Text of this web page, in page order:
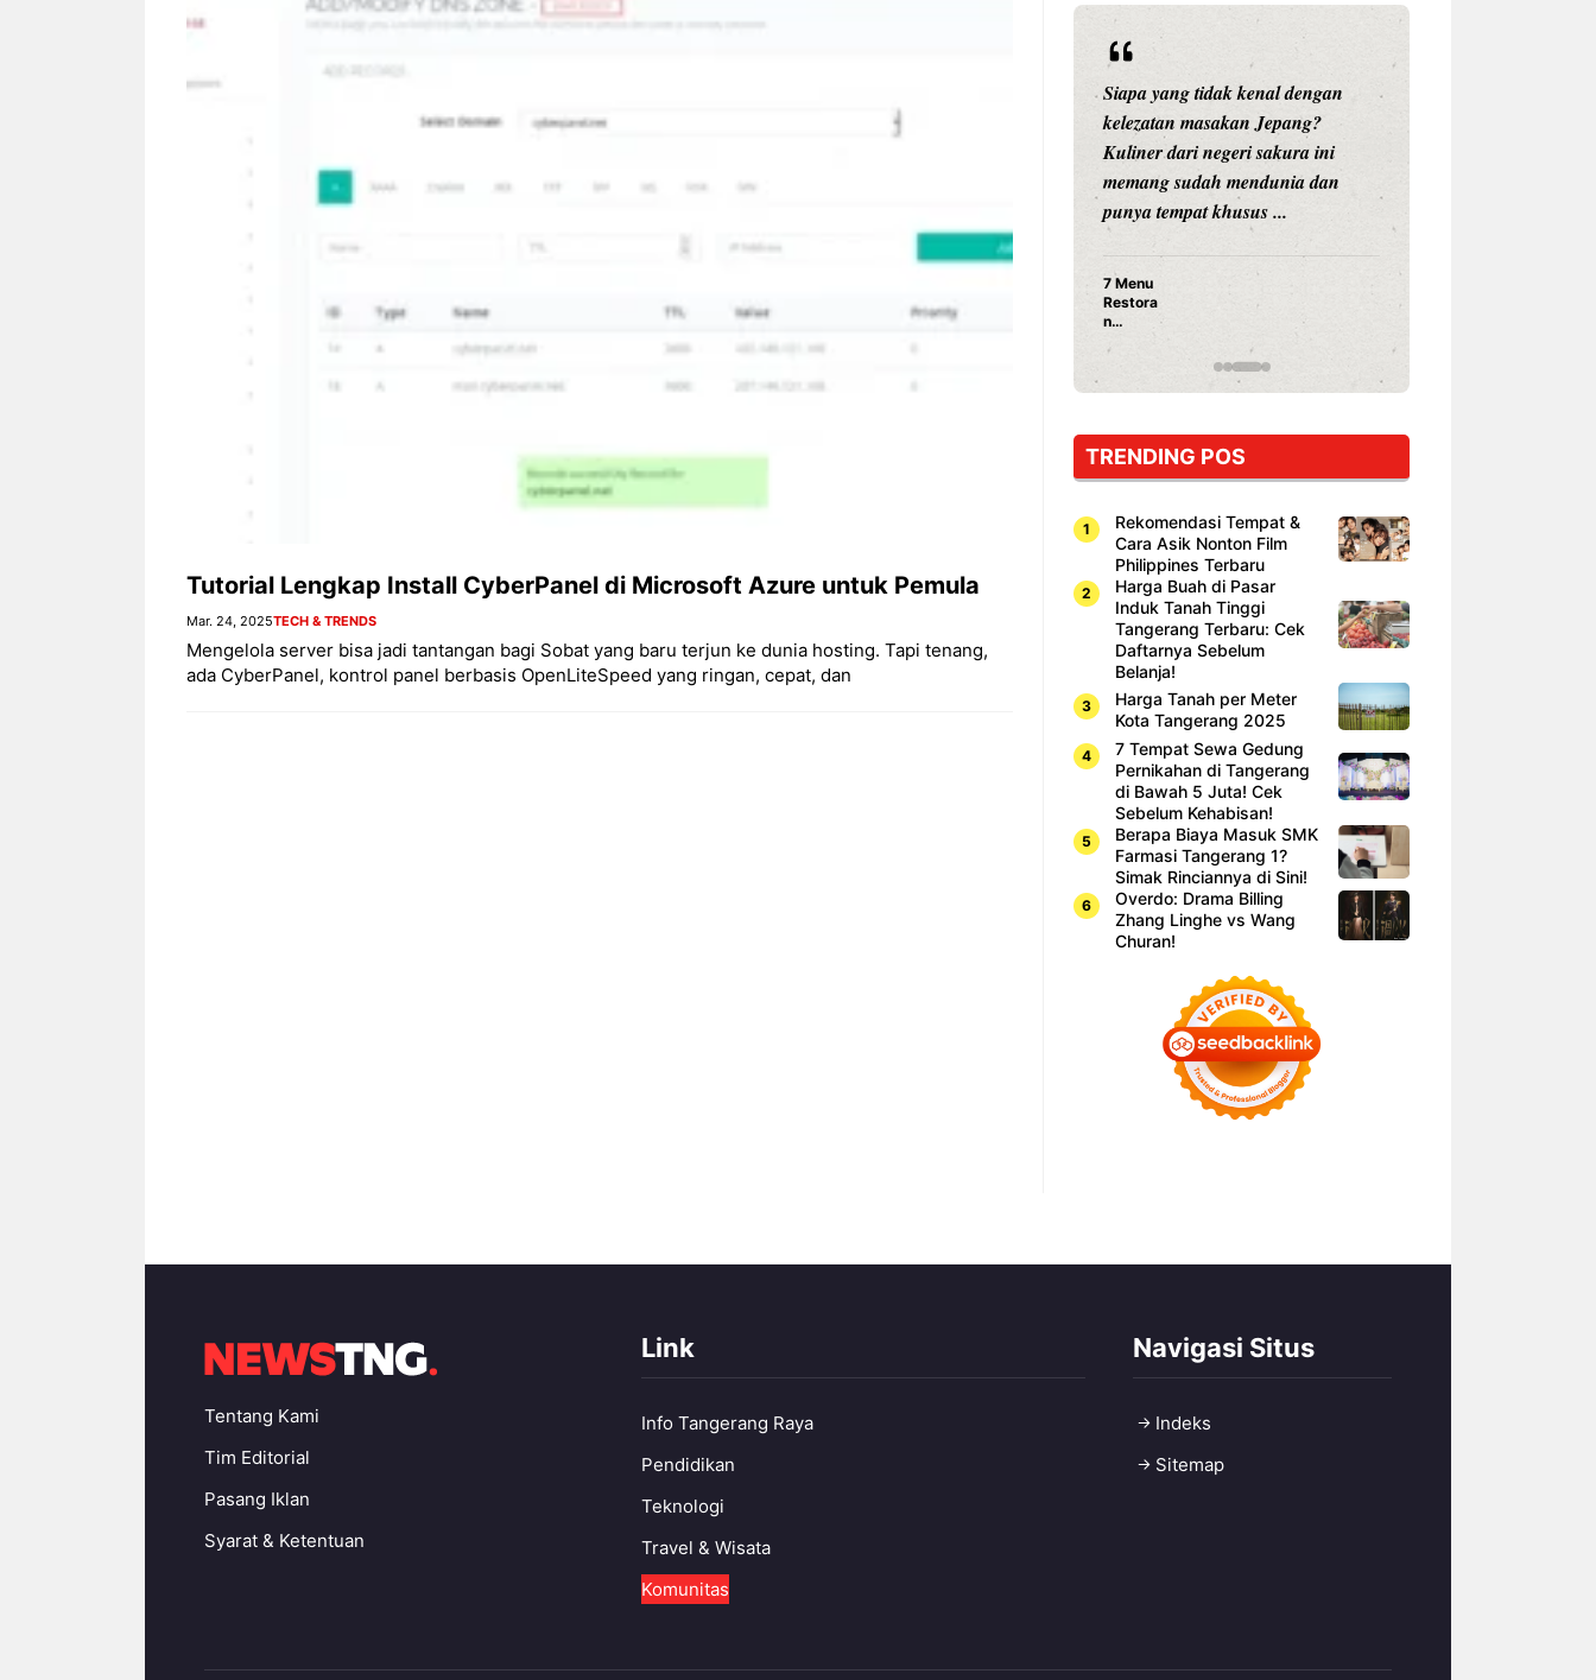
Tutorial Lengkap Install CyberPanel di Microsoft Azure untuk Pemula
Mar. 24, 2025TECH & TRENDS
Mengelola server bisa jadi tantangan bagi Sobat yang baru terjun ke dunia hosting. Tapi tenang,
ada CyberPanel, kontrol panel berbasis OpenLiteSpeed yang ringan, cepat, dan
Siapa sangka, dua nama besar di
tahun 2026, restoran all you can
Bandung menghadirkan
Bandung Hadirkan Pesta All
You Can Eat Mulai Rp
ngerjain sesuatu cuma buat iseng-
peluang bisnis yang
TUM_ATUL yang Ubah
Hampers Jadi Bisnis Kece
Siapa yang tidak kenal dengan
kelezatan masakan Jepang?
Kuliner dari negeri sakura ini
memang sudah mendunia dan
punya tempat khusus ...
7 Menu
Restora
n
yang
Dicoba,
Cuma
Sushi!
TRENDING POS
Rekomendasi Tempat &
Cara Asik Nonton Film
Philippines Terbaru
Harga Buah di Pasar
Induk Tanah Tinggi
Tangerang Terbaru: Cek
Daftarnya Sebelum
Belanja!
Harga Tanah per Meter
Kota Tangerang 2025
7 Tempat Sewa Gedung
Pernikahan di Tangerang
di Bawah 5 Juta! Cek
Sebelum Kehabisan!
Berapa Biaya Masuk SMK
Farmasi Tangerang 1?
Simak Rinciannya di Sini!
Overdo: Drama Billing
Zhang Linghe vs Wang
Churan!
Tentang Kami
Tim Editorial
Pasang Iklan
Syarat & Ketentuan
Link
Info Tangerang Raya
Pendidikan
Teknologi
Travel & Wisata
Komunitas
Navigasi Situs
Indeks
Sitemap